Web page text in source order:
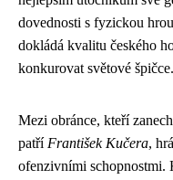
dovednosti s fyzickou
dokládá kvalitu českého
konkurovat světové špičce.
Mezi obránce, kteří
patří František Kučera,
ofenzivními schopnostmi.